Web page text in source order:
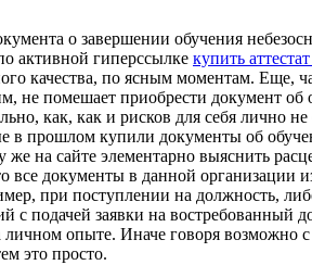
о завершении обучения
активной гиперссылке купить
качества, по ясным моментам. Еще,
не помешает приобрести документ
как, как и рисков для себя лично
прошлом купили документы об
на сайте элементарно выяснить
документы в данной организации
при поступлении на должность,
с подачей заявки на востребованный
опыте. Иначе говоря возможно
это просто.